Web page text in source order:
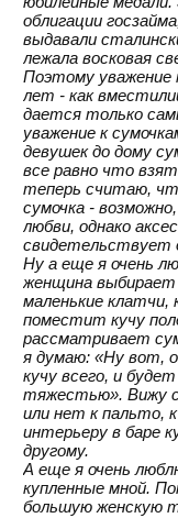
облигации
выдавали
лежала восковая
Поэтому уважение
лет - как
дается только
уважение к
девушек до дому
все равно что
теперь считаю,
сумочка -
любви, однако
свидетельствует
Ну а еще я очень
женщина выбирает
маленькие клатчи,
поместит кучу
рассматривает
я думаю: «Ну вот,
кучу всего, и
тяжестью». Вижу
или нет к пальто,
интерьеру в баре
другому.
А еще я очень
купленные мной.
большую женскую